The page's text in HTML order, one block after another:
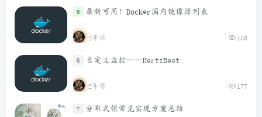
5 最新可用！Docker国内镜像源列表
2年前 186
6 自定义监控——HertzBeat
2年前 177
7 分布式锁常见实现方案总结